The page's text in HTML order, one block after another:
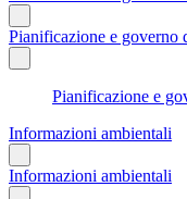
Pianificazione e governo
Pianificazione e
Informazioni ambientali
Informazioni ambientali